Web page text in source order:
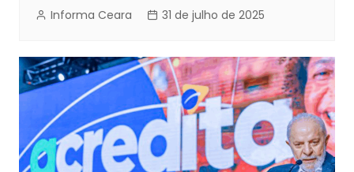
Informa Ceara 31 de julho de 2025